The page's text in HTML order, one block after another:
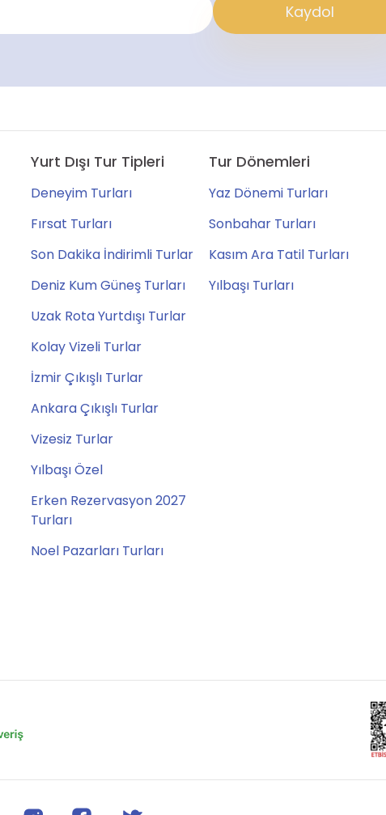
Kaydol
Yurt Dışı Tur Tipleri
Deneyim Turları
Fırsat Turları
Son Dakika İndirimli Turlar
Deniz Kum Güneş Turları
Uzak Rota Yurtdışı Turlar
Kolay Vizeli Turlar
İzmir Çıkışlı Turlar
Ankara Çıkışlı Turlar
Vizesiz Turlar
Yılbaşı Özel
Erken Rezervasyon 2027
Turları
Noel Pazarları Turları
Tur Dönemleri
Yaz Dönemi Turları
Sonbahar Turları
Kasım Ara Tatil Turları
Yılbaşı Turları